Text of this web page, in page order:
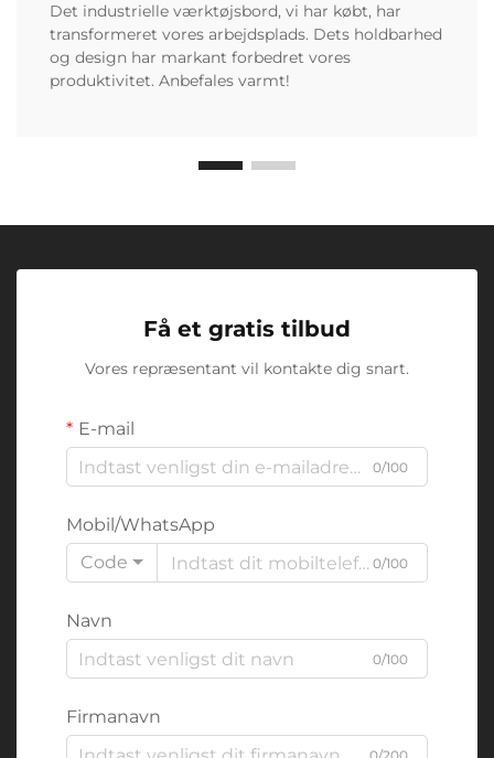
Det industrielle værktøjsbord, vi har købt, har
transformeret vores arbejdsplads. Dets holdbarhed
og design har markant forbedret vores
produktivitet. Anbefales varmt!
Få et gratis tilbud
Vores repræsentant vil kontakte dig snart.
E-mail
0/100
Mobil/WhatsApp
Code
0/100
Navn
0/100
Firmanavn